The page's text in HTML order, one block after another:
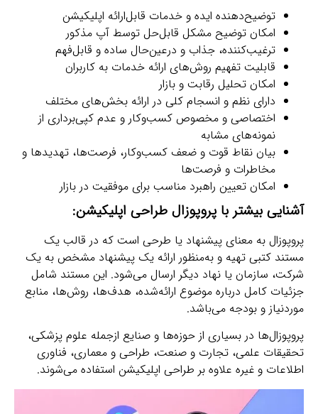
توضیح‌دهنده ایده و خدمات قابل‌ارائه اپلیکیشن
امکان توضیح مشکل قابل‌حل توسط آپ مذکور
ترغیب‌کننده، جذاب و درعین‌حال ساده و قابل‌فهم
قابلیت تفهیم روش‌های ارائه خدمات به کاربران
امکان تحلیل رقابت و بازار
دارای نظم و انسجام کلی در ارائه بخش‌های مختلف
اختصاصی و مخصوص کسب‌وکار و عدم کپی‌برداری از
نمونه‌های مشابه
بیان نقاط قوت و ضعف کسب‌وکار، فرصت‌ها، تهدیدها و
مخاطرات و فرصت‌ها
امکان تعیین راهبرد مناسب برای موفقیت در بازار
آشنایی بیشتر با پروپوزال طراحی اپلیکیشن:
پروپوزال به معنای پیشنهاد یا طرحی است که در قالب یک
مستند کتبی تهیه و به‌منظور ارائه یک پیشنهاد مشخص به یک
شرکت، سازمان یا نهاد دیگر ارسال می‌شود. این مستند شامل
جزئیات کامل درباره موضوع ارائه‌شده، هدف‌ها، روش‌ها، منابع
موردنیاز و بودجه می‌باشد.
پروپوزال‌ها در بسیاری از حوزه‌ها و صنایع ازجمله علوم پزشکی،
تحقیقات علمی، تجارت و صنعت، طراحی و معماری، فناوری
اطلاعات و غیره علاوه بر طراحی اپلیکیشن استفاده می‌شوند.